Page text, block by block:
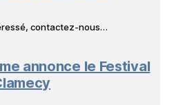
contactez-nous…
annonce le Festival